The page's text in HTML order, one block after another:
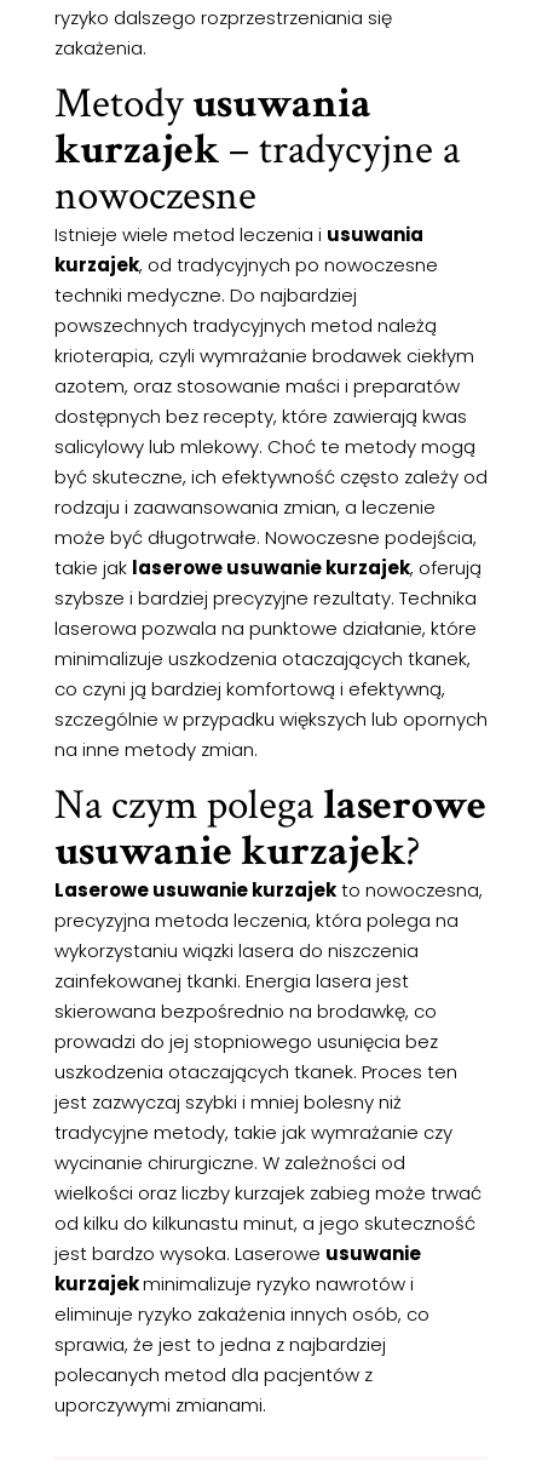
ryzyko dalszego rozprzestrzeniania się
zakażenia.
Metodyusuwania
kurzajek– tradycyjne a
nowoczesne
Istnieje wiele metod leczenia i usuwania
kurzajek, od tradycyjnych po nowoczesne
techniki medyczne. Do najbardziej
powszechnych tradycyjnych metod należą
krioterapia, czyli wymrażanie brodawek ciekłym
azotem, oraz stosowanie maści i preparatów
dostępnych bez recepty, które zawierają kwas
salicylowy lub mlekowy. Choć te metody mogą
być skuteczne, ich efektywność często zależy od
rodzaju i zaawansowania zmian, a leczenie
może być długotrwałe. Nowoczesne podejścia,
takie jak laserowe usuwanie kurzajek, oferują
szybsze i bardziej precyzyjne rezultaty. Technika
laserowa pozwala na punktowe działanie, które
minimalizuje uszkodzenia otaczających tkanek,
co czyni ją bardziej komfortową i efektywną,
szczególnie w przypadku większych lub opornych
na inne metody zmian.
Na czym polegalaserowe
usuwanie kurzajek?
Laserowe usuwanie kurzajekto nowoczesna,
precyzyjna metoda leczenia, która polega na
wykorzystaniu wiązki lasera do niszczenia
zainfekowanej tkanki. Energia lasera jest
skierowana bezpośrednio na brodawkę, co
prowadzi do jej stopniowego usunięcia bez
uszkodzenia otaczających tkanek. Proces ten
jest zazwyczaj szybki i mniej bolesny niż
tradycyjne metody, takie jak wymrażanie czy
wycinanie chirurgiczne. W zależności od
wielkości oraz liczby kurzajek zabieg może trwać
od kilku do kilkunastu minut, a jego skuteczność
jest bardzo wysoka. Laserowe usuwanie
kurzajekminimalizuje ryzyko nawrotów i
eliminuje ryzyko zakażenia innych osób, co
sprawia, że jest to jedna z najbardziej
polecanych metod dla pacjentów z
uporczywymi zmianami.